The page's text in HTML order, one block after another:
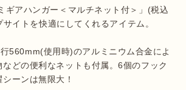
ギアハンガー＜マルチネット付＞」(税込
イトを快適にしてくれるアイテム。
560mm(使用時)のアルミニウム合金によ
どの便利なネットも付属。6個のフック